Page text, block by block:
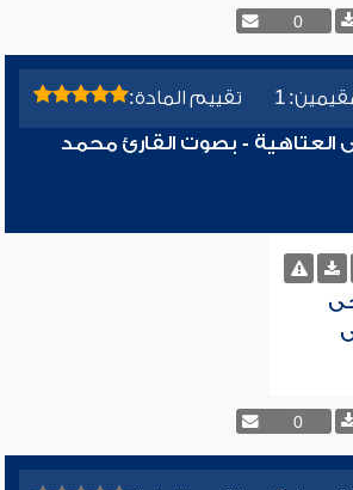
0
1 تقييم المادة:
العتاهية - بصوت القارئ محمد
0